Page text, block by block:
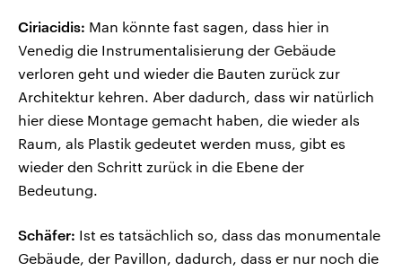
Ciriacidis: Man könnte fast sagen, dass hier in
Venedig die Instrumentalisierung der Gebäude
verloren geht und wieder die Bauten zurück zur
Architektur kehren. Aber dadurch, dass wir natürlich
hier diese Montage gemacht haben, die wieder als
Raum, als Plastik gedeutet werden muss, gibt es
wieder den Schritt zurück in die Ebene der
Bedeutung.
Schäfer: Ist es tatsächlich so, dass das monumentale
Gebäude, der Pavillon, dadurch, dass er nur noch die